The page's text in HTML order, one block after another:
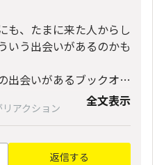
も、たまに来た人からし
いう出会いがあるのかも
出会いがあるブックオ
リアクション 全文表示
返信する